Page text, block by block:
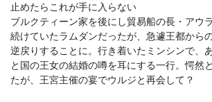
止めたらこれが手に入らない
ブルクティーン家を後にし貿易船の長・アウ
続けていたラムダンだったが、急遽王都から
逆戻りすることに。行き着いたミンシンで、
と国の王女の結婚の噂を耳にする一行。愕然
たが、王宮主催の宴でウルジと再会して？